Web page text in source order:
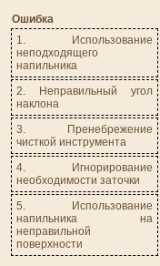
Ошибка
1. Использование
неподходящего
напильника
2. Неправильный угол
наклона
3. Пренебрежение
чисткой инструмента
4. Игнорирование
необходимости заточки
5. Использование
напильника на
неправильной
поверхности